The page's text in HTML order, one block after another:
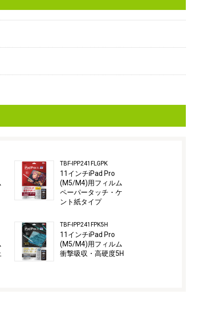
TBF-IPP241FLGPK
11インチiPad Pro
(M5/M4)用フィルム
ペーパータッチ・ケ
ント紙タイプ
TBF-IPP241FPK5H
11インチiPad Pro
(M5/M4)用フィルム
衝撃吸収・高硬度5H